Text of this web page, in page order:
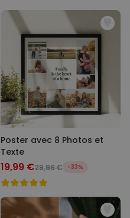
Poster avec 8 Photos et
Texte
19,99 €29,99 € -33%